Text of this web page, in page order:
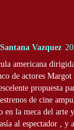
Vazquez
americana
de actores
propuesta
de cine
en la meca del arte
al espectador , y